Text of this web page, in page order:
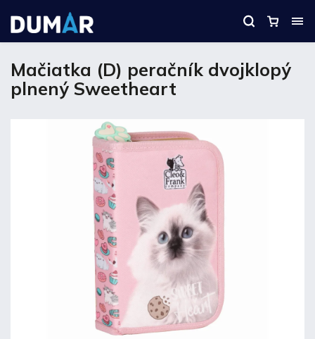
Mačiatka (D) peračník dvojklopý
plnený Sweetheart